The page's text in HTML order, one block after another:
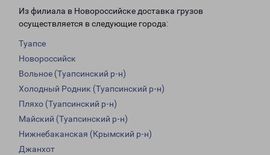
Из филиала в Новороссийске доставка грузов
осуществляется в следующие города:
Туапсе
Новороссийск
Вольное (Туапсинский р-н)
Холодный Родник (Туапсинский р-н)
Пляхо (Туапсинский р-н)
Майский (Туапсинский р-н)
Нижнебаканская (Крымский р-н)
Джанхот